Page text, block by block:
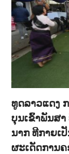
ທູດລາວແດງ
ບຸນເຂົ້າພັນສ
ນາກ ທີກາຍເ
ຜະເດັດການ